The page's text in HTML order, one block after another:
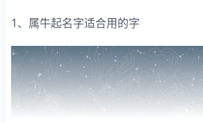
1、属牛起名字适合用的字